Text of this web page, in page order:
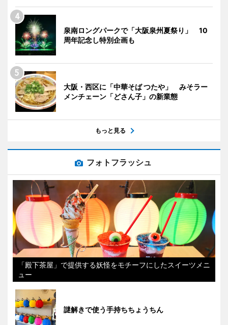
泉南ロングパークで「大阪泉州夏祭り」 10
周年記念し特別企画も
大阪・西区に「中華そば つたや」 みそラー
メンチェーン「どさん子」の新業態
もっと見る
フォトフラッシュ
「殿下茶屋」で提供する妖怪をモチーフにしたスイーツメニ
ュー
謎解きで使う手持ちちょうちん